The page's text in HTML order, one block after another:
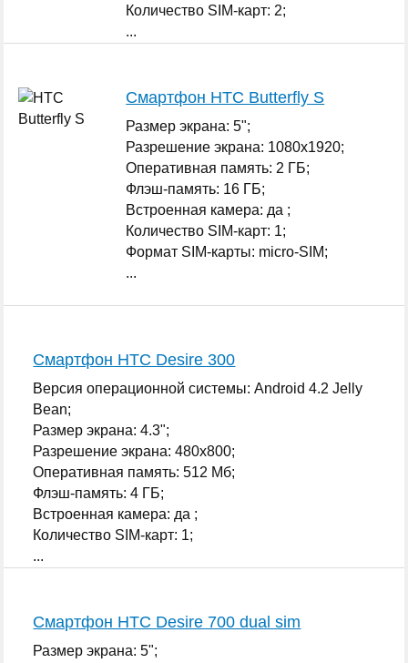
Количество SIM-карт: 2;
...
Смартфон HTC Butterfly S
Размер экрана: 5";
Разрешение экрана: 1080x1920;
Оперативная память: 2 ГБ;
Флэш-память: 16 ГБ;
Встроенная камера: да ;
Количество SIM-карт: 1;
Формат SIM-карты: micro-SIM;
...
Смартфон HTC Desire 300
Версия операционной системы: Android 4.2 Jelly
Bean;
Размер экрана: 4.3";
Разрешение экрана: 480x800;
Оперативная память: 512 Мб;
Флэш-память: 4 ГБ;
Встроенная камера: да ;
Количество SIM-карт: 1;
...
Смартфон HTC Desire 700 dual sim
Размер экрана: 5";